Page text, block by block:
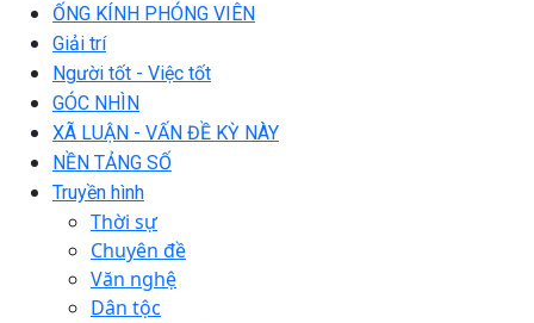
ỐNG KÍNH PHÓNG VIÊN
Giải trí
Người tốt - Việc tốt
GÓC NHÌN
XÃ LUẬN - VẤN ĐỀ KỲ NÀY
NỀN TẢNG SỐ
Truyền hình
Thời sự
Chuyên đề
Văn nghệ
Dân tộc